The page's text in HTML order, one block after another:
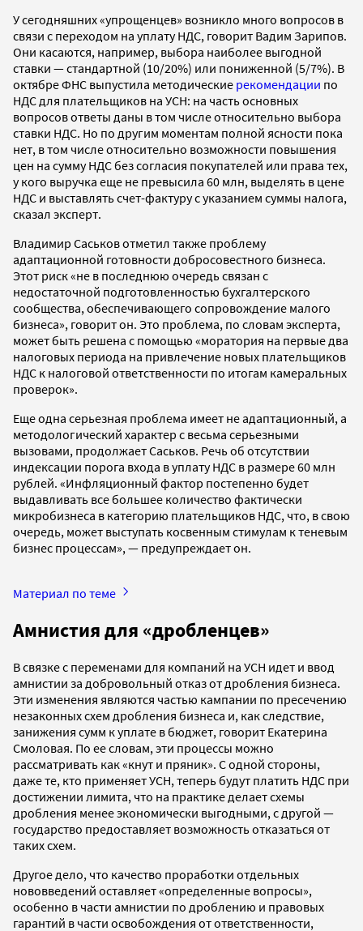
У сегодняшних «упрощенцев» возникло много вопросов в
связи с переходом на уплату НДС, говорит Вадим Зарипов.
Они касаются, например, выбора наиболее выгодной
ставки — стандартной (10/20%) или пониженной (5/7%). В
октябре ФНС выпустила методические рекомендации по
НДС для плательщиков на УСН: на часть основных
вопросов ответы даны в том числе относительно выбора
ставки НДС. Но по другим моментам полной ясности пока
нет, в том числе относительно возможности повышения
цен на сумму НДС без согласия покупателей или права тех,
у кого выручка еще не превысила 60 млн, выделять в цене
НДС и выставлять счет-фактуру с указанием суммы налога,
сказал эксперт.
Владимир Саськов отметил также проблему
адаптационной готовности добросовестного бизнеса.
Этот риск «не в последнюю очередь связан с
недостаточной подготовленностью бухгалтерского
сообщества, обеспечивающего сопровождение малого
бизнеса», говорит он. Это проблема, по словам эксперта,
может быть решена с помощью «моратория на первые два
налоговых периода на привлечение новых плательщиков
НДС к налоговой ответственности по итогам камеральных
проверок».
Еще одна серьезная проблема имеет не адаптационный, а
методологический характер с весьма серьезными
вызовами, продолжает Саськов. Речь об отсутствии
индексации порога входа в уплату НДС в размере 60 млн
рублей. «Инфляционный фактор постепенно будет
выдавливать все большее количество фактически
микробизнеса в категорию плательщиков НДС, что, в свою
очередь, может выступать косвенным стимулам к теневым
бизнес процессам», — предупреждает он.
Материал по теме
Амнистия для «дробленцев»
В связке с переменами для компаний на УСН идет и ввод
амнистии за добровольный отказ от дробления бизнеса.
Эти изменения являются частью кампании по пресечению
незаконных схем дробления бизнеса и, как следствие,
занижения сумм к уплате в бюджет, говорит Екатерина
Смоловая. По ее словам, эти процессы можно
рассматривать как «кнут и пряник». С одной стороны,
даже те, кто применяет УСН, теперь будут платить НДС при
достижении лимита, что на практике делает схемы
дробления менее экономически выгодными, с другой —
государство предоставляет возможность отказаться от
таких схем.
Другое дело, что качество проработки отдельных
нововведений оставляет «определенные вопросы»,
особенно в части амнистии по дроблению и правовых
гарантий в части освобождения от ответственности,